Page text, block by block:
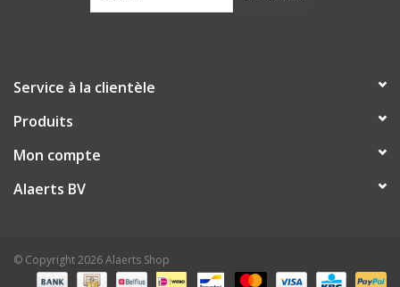
Service à la clientèle
Produits
Mon compte
Alaerts BV
© Copyright 2026 Alaerts Shop